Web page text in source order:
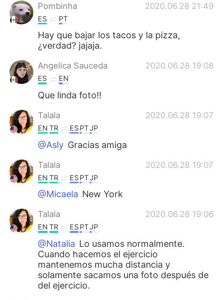
Pombinha 2020.06.28 21:49
ES PT
Hay que bajar los tacos y la pizza,
¿verdad? jajaja.
Angelica Sauceda 2020.06.28 19:08
ES EN
Que linda foto!!
Talala 2020.06.28 19:07
EN TR ESPTJP
@Asly Gracias amiga
Talala 2020.06.28 19:07
EN TR ESPTJP
@Micaela New York
Talala 2020.06.28 19:06
EN TR ESPTJP
@Natalia Lo usamos normalmente.
Cuando hacemos el ejercicio
mantenemos mucha distancia y
solamente sacamos una foto después de
del ejercicio.